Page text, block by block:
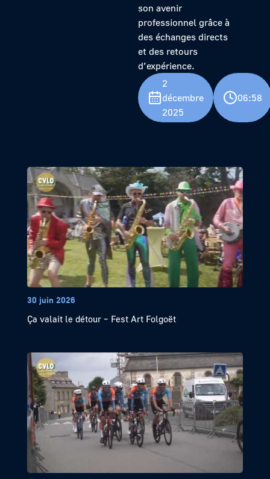
son avenir
professionnel grâce à
des échanges directs
et des retours
d’expérience.
2
décembre
2025
06:58
30 juin 2026
Ça valait le détour – Fest Art Folgoët